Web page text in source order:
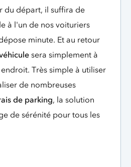
du départ, il suffira de
à l'un de nos voituriers
minute. Et au retour
sera simplement à
Très simple à utiliser
de nombreuses
de parking, la solution
de sérénité pour tous les